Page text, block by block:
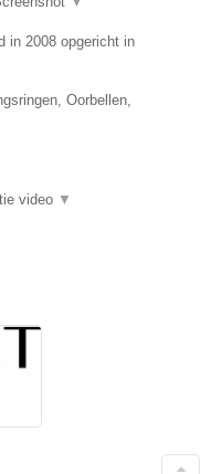
in 2008 opgericht in
Oorbellen,
video ▼